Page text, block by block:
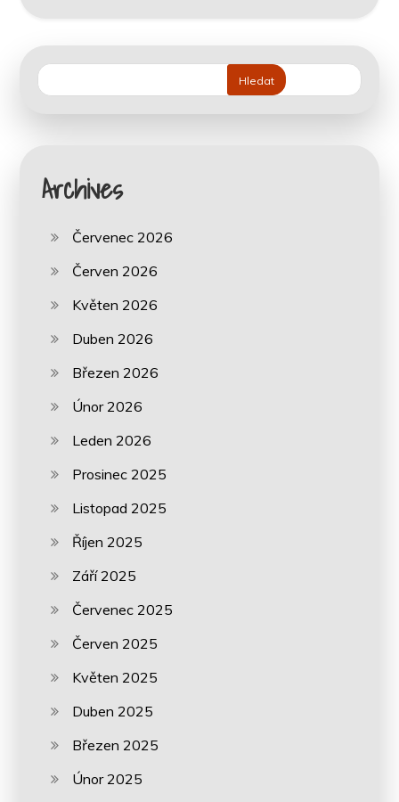
Hledat
Archives
Červenec 2026
Červen 2026
Květen 2026
Duben 2026
Březen 2026
Únor 2026
Leden 2026
Prosinec 2025
Listopad 2025
Říjen 2025
Září 2025
Červenec 2025
Červen 2025
Květen 2025
Duben 2025
Březen 2025
Únor 2025